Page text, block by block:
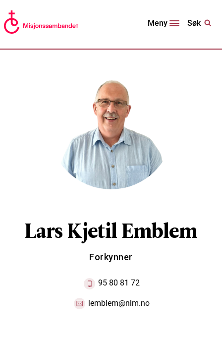
Meny Søk
Lars Kjetil Emblem
Forkynner
95 80 81 72
lemblem@nlm.no